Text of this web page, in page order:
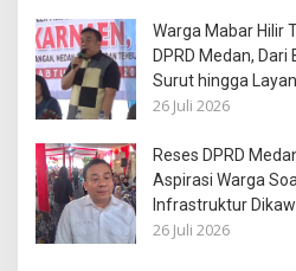
Warga Mabar Hilir
DPRD Medan,
Surut hingga
26 Juli 2026
Reses DPRD
Aspirasi Warga
Infrastruktur
26 Juli 2026